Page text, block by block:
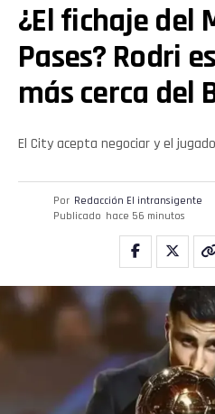
¿El fichaje del
Pases? Rodri
más cerca del
El City acepta negociar y el
Por Redacción El intransigente
Publicado hace 56 minutos